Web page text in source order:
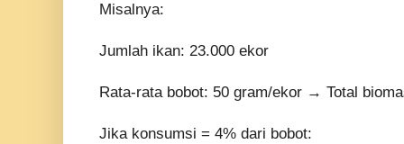
Misalnya:
Jumlah ikan: 23.000 ekor
Rata-rata bobot: 50 gram/ekor → Total
Jika konsumsi = 4% dari bobot: